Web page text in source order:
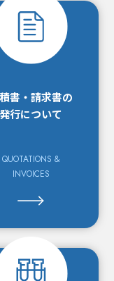
書・請求書の
発行について
QUOTATIONS &
INVOICES